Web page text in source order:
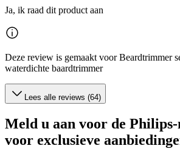
Ja, ik raad dit product aan
Deze review is gemaakt voor Beardtrimmer
waterdichte baardtrimmer
Lees alle reviews (64)
Meld u aan voor de
voor exclusieve